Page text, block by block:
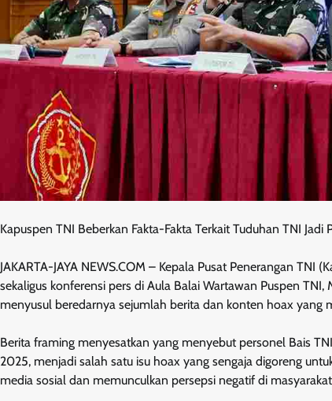
Kapuspen TNI Beberkan Fakta-Fakta Terkait Tuduhan TNI Jadi
JAKARTA-JAYA NEWS.COM – Kepala Pusat Penerangan
sekaligus konferensi pers di Aula Balai Wartawan Puspen
menyusul beredarnya sejumlah berita dan konten hoax yang
Berita framing menyesatkan yang menyebut personel Bais
2025, menjadi salah satu isu hoax yang sengaja digoreng
media sosial dan memunculkan persepsi negatif di